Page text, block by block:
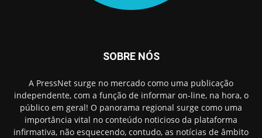
SOBRE NÓS
A PressNet surge no mercado como uma publicação
independente, com a função de informar on-line, na hora, o
público em geral! O panorama regional surge como uma
importância vital no conteúdo noticioso da plataforma
infirmativa, não esquecendo, contudo, as notícias de âmbito